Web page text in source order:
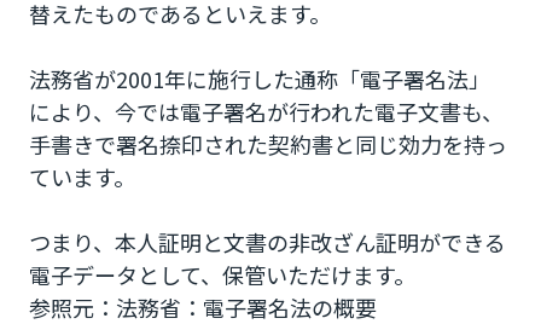
強化
契約を簡単に！電子署名サービスを利用しよう
替えたものであるといえます。
法務省が2001年に施行した通称「電子署名法」
により、今では電子署名が行われた電子文書も、
手書きで署名捺印された契約書と同じ効力を持っ
ています。
つまり、本人証明と文書の非改ざん証明ができる
電子データとして、保管いただけます。
参照元：法務省：電子署名法の概要